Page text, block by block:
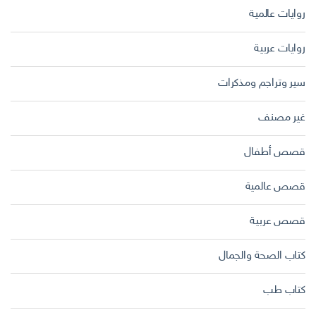
روايات عالمية
روايات عربية
سير وتراجم ومذكرات
غير مصنف
قصص أطفال
قصص عالمية
قصص عربية
كتاب الصحة والجمال
كتاب طب